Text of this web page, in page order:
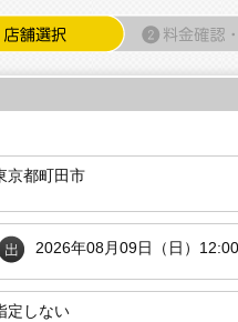
京都町田市
2026年08月09日（日）12:00
定しない